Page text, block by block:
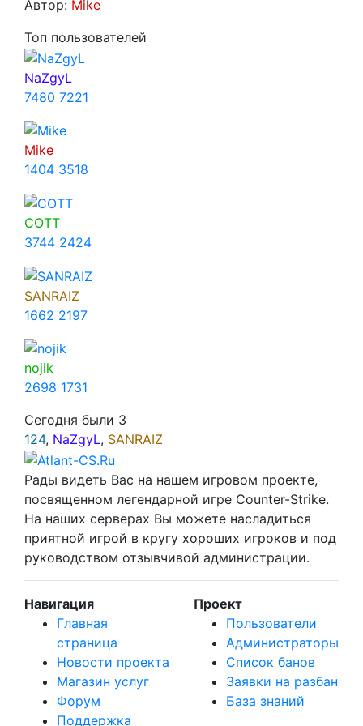
Автор: Mike
Топ пользователей
NaZgyL
7480 7221
Mike
1404 3518
COTT
3744 2424
SANRAIZ
1662 2197
nojik
2698 1731
Сегодня были 3
124, NaZgyL, SANRAIZ
Рады видеть Вас на нашем игровом проекте,
посвященном легендарной игре Counter-Strike.
На наших серверах Вы можете насладиться
приятной игрой в кругу хороших игроков и под
руководством отзывчивой администрации.
Навигация
Главная
страница
Новости проекта
Магазин услуг
Форум
Поддержка
Проект
Пользователи
Администраторы
Список банов
Заявки на разбан
База знаний